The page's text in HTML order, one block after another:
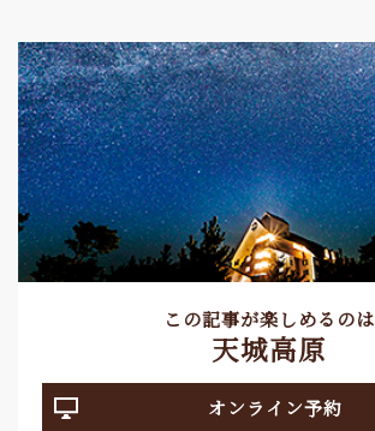
この記事が楽しめるのは
天城高原
オンライン予約